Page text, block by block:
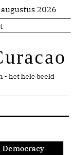
2026
- het hele beeld
Democracy